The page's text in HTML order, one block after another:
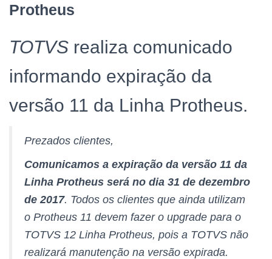
Protheus
TOTVS realiza comunicado
informando expiração da
versão 11 da Linha Protheus.
Prezados clientes,
Comunicamos a expiração da versão 11 da
Linha Protheus será no dia 31 de dezembro
de 2017. Todos os clientes que ainda utilizam
o Protheus 11 devem fazer o upgrade para o
TOTVS 12 Linha Protheus, pois a TOTVS não
realizará manutenção na versão expirada.